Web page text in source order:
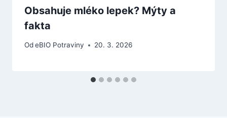
Obsahuje mléko lepek? Mýty a
fakta
OdeBIO Potraviny 20. 3. 2026